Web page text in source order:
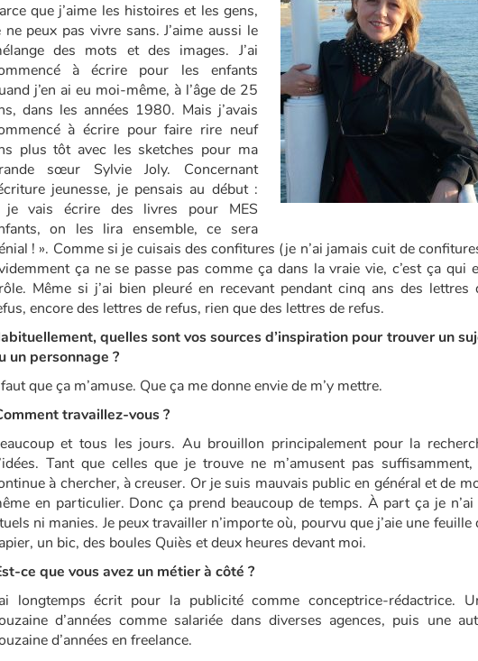
que j’aime les histoires et les gens,
ne peux pas vivre sans. J’aime aussi le
des mots et des images. J’ai
à écrire pour les enfants
j’en ai eu moi-même, à l’âge de 25
dans les années 1980. Mais j’avais
à écrire pour faire rire neuf
plus tôt avec les sketches pour ma
sœur Sylvie Joly. Concernant
jeunesse, je pensais au début :
je vais écrire des livres pour MES
on les lira ensemble, ce sera
! ». Comme si je cuisais des confitures (je n’ai jamais cuit de
ça ne se passe pas comme ça dans la vraie vie, c’est ça qui
Même si j’ai bien pleuré en recevant pendant cinq ans des lettres
encore des lettres de refus, rien que des lettres de refus.
quelles sont vos sources d’inspiration pour trouver un
un personnage ?
que ça m’amuse. Que ça me donne envie de m’y mettre.
travaillez-vous ?
et tous les jours. Au brouillon principalement pour la
Tant que celles que je trouve ne m’amusent pas
à chercher, à creuser. Or je suis mauvais public en général et de
en particulier. Donc ça prend beaucoup de temps. À part ça je n’ai
ni manies. Je peux travailler n’importe où, pourvu que j’aie une feuille
un bic, des boules Quiès et deux heures devant moi.
ce que vous avez un métier à côté ?
longtemps écrit pour la publicité comme conceptrice-rédactrice.
d’années comme salariée dans diverses agences, puis une
d’années en freelance.